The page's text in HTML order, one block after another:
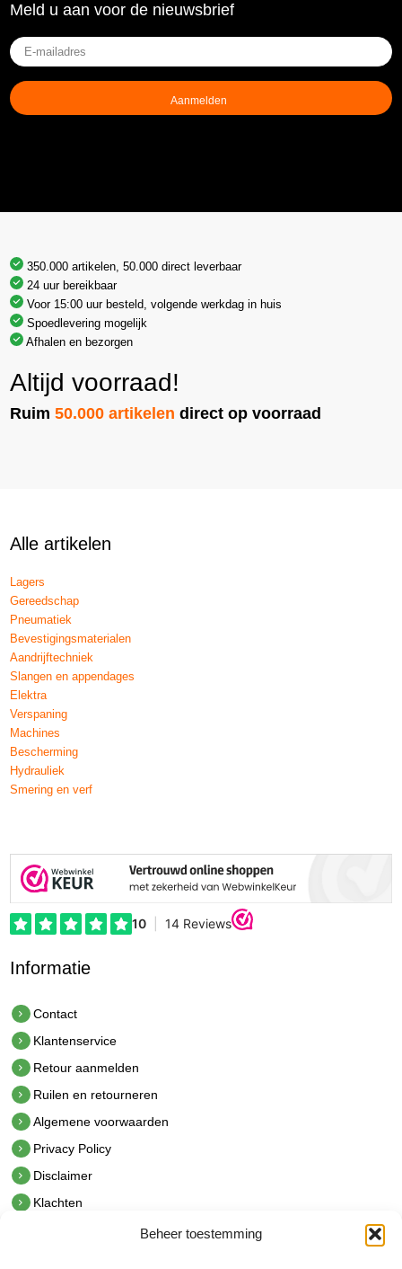
Beheer toestemming
Meld u aan voor de nieuwsbrief
E-
mailadres
(Vereist)
350.000 artikelen, 50.000 direct leverbaar
24 uur bereikbaar
Voor 15:00 uur besteld, volgende werkdag in huis
Spoedlevering mogelijk
Afhalen en bezorgen
Altijd voorraad!
Ruim50.000 artikelen direct op voorraad
Alle artikelen
Lagers
Gereedschap
Pneumatiek
Bevestigingsmaterialen
Aandrijftechniek
Slangen en appendages
Elektra
Verspaning
Machines
Bescherming
Hydrauliek
Smering en verf
Informatie
Contact
Klantenservice
Retour aanmelden
Ruilen en retourneren
Algemene voorwaarden
Privacy Policy
Disclaimer
Klachten